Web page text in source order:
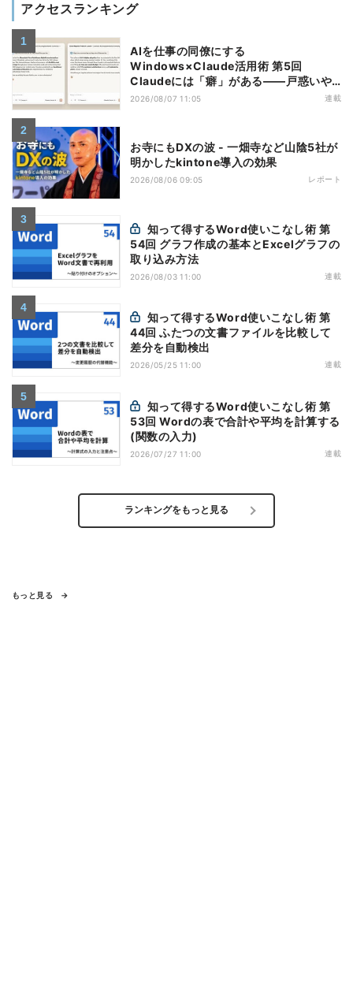
アクセスランキング
AIを仕事の同僚にする
Windows×Claude活用術 第5回
Claudeには「癖」がある――戸惑いや
すい7つの仕様
2026/08/07 11:05 連載
お寺にもDXの波 - 一畑寺など山陰5社が
明かしたkintone導入の効果
2026/08/06 09:05 レポート
54回 グラフ作成の基本とExcelグラフの
取り込み方法
2026/08/03 11:00 連載
44回 ふたつの文書ファイルを比較して
差分を自動検出
2026/05/25 11:00 連載
53回 Wordの表で合計や平均を計算する
(関数の入力)
2026/07/27 11:00 連載
ランキングをもっと見る
もっと見る